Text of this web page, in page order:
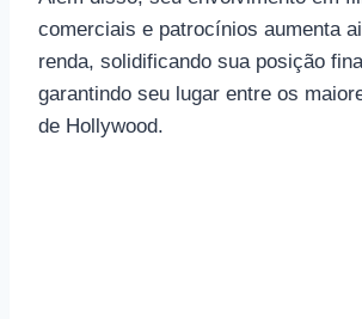
comerciais e patrocínios aumenta
renda, solidificando sua posição
garantindo seu lugar entre os
de Hollywood.